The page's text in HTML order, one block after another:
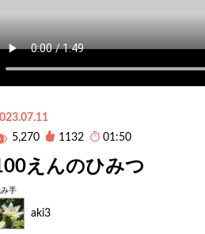
5,270
1132 01:50
えんのひみつ
手
aki3